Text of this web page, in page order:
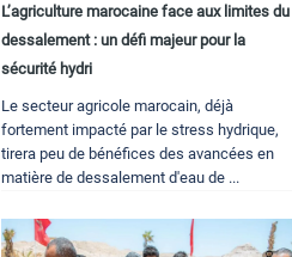
L’agriculture marocaine face aux limites du
dessalement : un défi majeur pour la
sécurité hydri
Le secteur agricole marocain, déjà
fortement impacté par le stress hydrique,
tirera peu de bénéfices des avancées en
matière de dessalement d'eau de ...